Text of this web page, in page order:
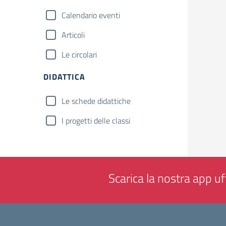
Calendario eventi
Articoli
Le circolari
DIDATTICA
Le schede didattiche
I progetti delle classi
Scarica la nostra app